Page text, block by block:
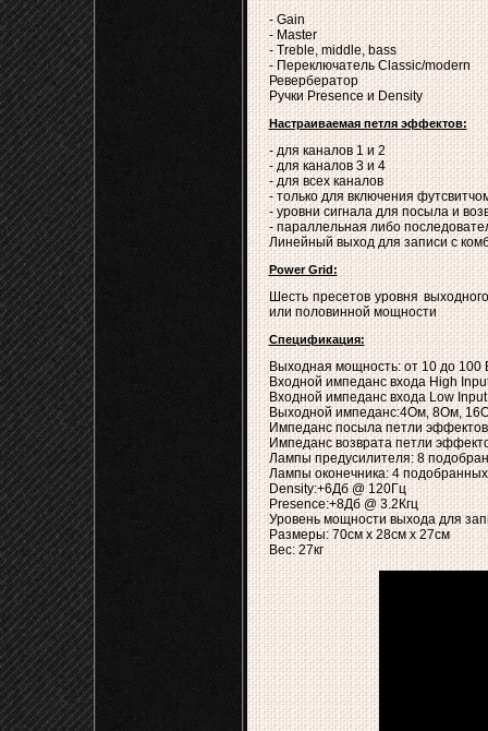
- Gain
- Master
- Treble, middle, bass
- Переключатель Classic/modern
Ревербератор
Ручки Presence и Density
Настраиваемая петля эффектов:
- для каналов 1 и 2
- для каналов 3 и 4
- для всех каналов
- только для включения
- уровни сигнала для посыла и
- параллельная либо
Линейный выход для записи с
Power Grid:
Шесть пресетов уровня
или половинной мощности
Спецификация:
Выходная мощность: от 10 до 100
Входной импеданс входа High
Входной импеданс входа Low
Выходной импеданс:4Oм, 8Oм,
Импеданс посыла петли
Импеданс возврата петли
Лампы предусилителя: 8
Лампы оконечника: 4
Density:+6Дб @ 120Гц
Presence:+8Дб @ 3.2Кгц
Уровень мощности выхода для
Размеры: 70см x 28см x 27см
Вес: 27кг